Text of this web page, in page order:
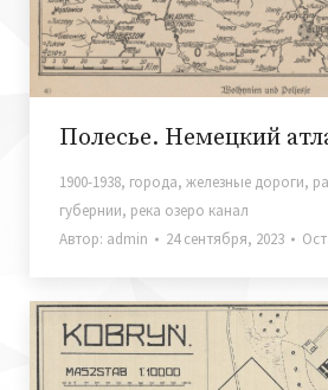
Полесье. Немецкий
1900-1938, города, железные дороги,
губернии, река озеро канал
Автор: admin 24 сентября, 2023